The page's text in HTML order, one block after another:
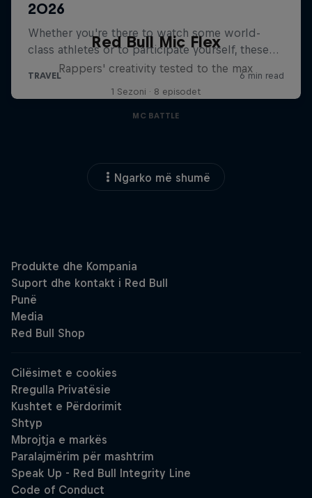
Red Bull Mic Flex
Rappers' creativity tested to the max
1 Sezoni · 8 episodet
MC BATTLE
Ngarko më shumë